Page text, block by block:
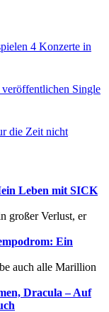
4 Konzerte in
Single
die Zeit nicht
Leben mit SICK
großer Verlust, er
Ein
auch alle Marillion
Dracula – Auf